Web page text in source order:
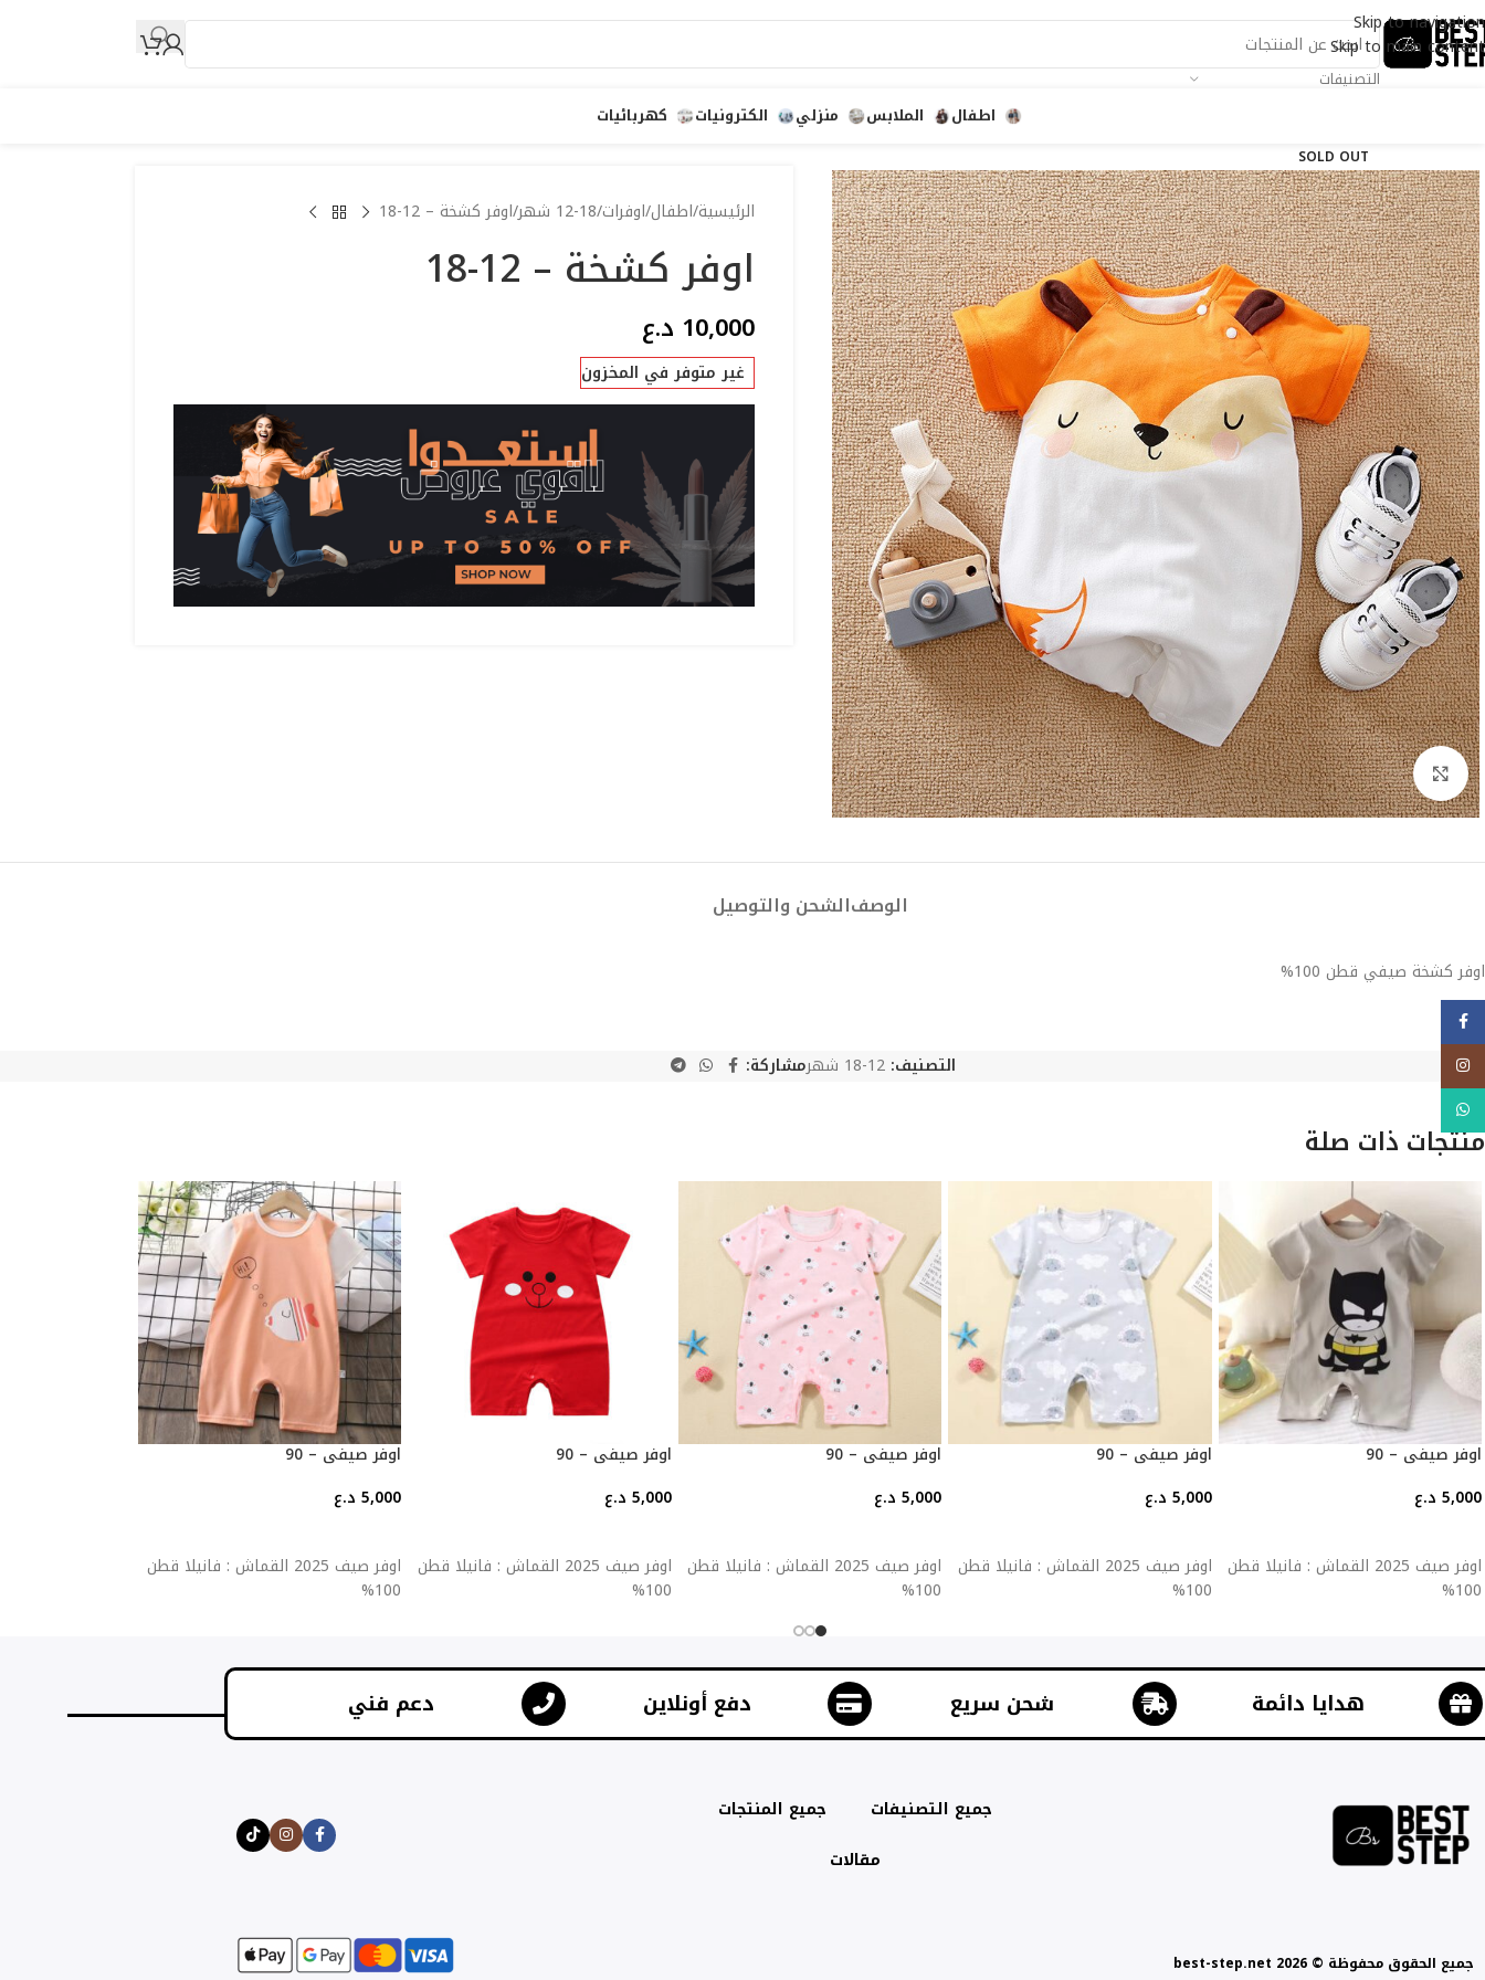
Skip to navigation
Skip to main content
التصنيفات
اطفال
الملابس منزلي الكترونيات كهربائيات
SOLD OUT
Click to enlarge
الرئيسية اطفالاوفرات 12-18 شهر اوفر كشخة – 12-18
اوفر كشخة – 12-18
10,000 د.ع
غير متوفر في المخزون
الوصفالشحن والتوصيل
اوفر كشخة صيفي قطن 100%
التصنيف: 12-18 شهر مشاركة:
منتجات ذات صلة
اوفر صيفي – 90
5,000 د.ع
اوفر صيف 2025 القماش : فانيلا قطن
100%
اوفر صيفي – 90
5,000 د.ع
اوفر صيف 2025 القماش : فانيلا قطن
100%
اوفر صيفي – 90
5,000 د.ع
اوفر صيف 2025 القماش : فانيلا قطن
100%
اوفر صيفي – 90
5,000 د.ع
اوفر صيف 2025 القماش : فانيلا قطن
100%
اوفر صيفي – 90
5,000 د.ع
اوفر صيف 2025 القماش : فانيلا قطن
100%
هدايا دائمة شحن سريع دفع أونلاين دعم فني
جميع التصنيفات
جميع المنتجات
مقالات
جميع الحقوق محفوظة © best-step.net 2026